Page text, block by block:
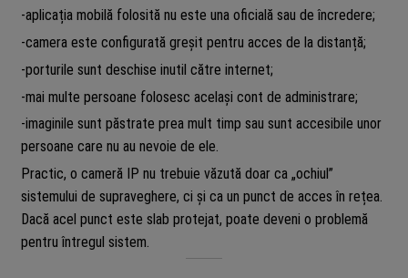
-aplicația mobilă folosită nu este una oficială sau de încredere;
-camera este configurată greșit pentru acces de la distanță;
-porturile sunt deschise inutil către internet;
-mai multe persoane folosesc același cont de administrare;
-imaginile sunt păstrate prea mult timp sau sunt accesibile unor
persoane care nu au nevoie de ele.
Practic, o cameră IP nu trebuie văzută doar ca „ochiul”
sistemului de supraveghere, ci și ca un punct de acces în rețea.
Dacă acel punct este slab protejat, poate deveni o problemă
pentru întregul sistem.